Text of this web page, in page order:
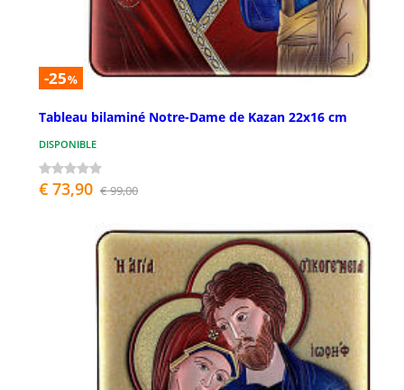
-25%
Tableau bilaminé Notre-Dame de Kazan 22x16 cm
DISPONIBLE
€ 73,90 € 99,00